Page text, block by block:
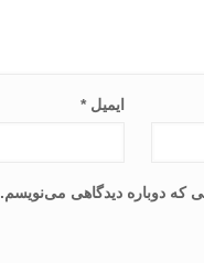
ایمیل*
که دوباره دیدگاهی می‌نویسم.